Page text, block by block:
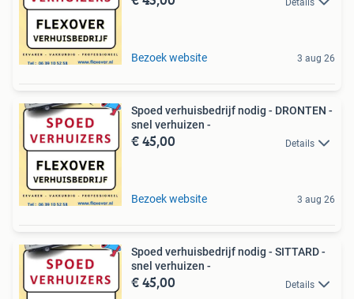
Bezoek website 3 aug 26
Spoed verhuisbedrijf nodig - DRONTEN -
snel verhuizen -
€ 45,00 Details
Bezoek website 3 aug 26
Spoed verhuisbedrijf nodig - SITTARD -
snel verhuizen -
€ 45,00 Details